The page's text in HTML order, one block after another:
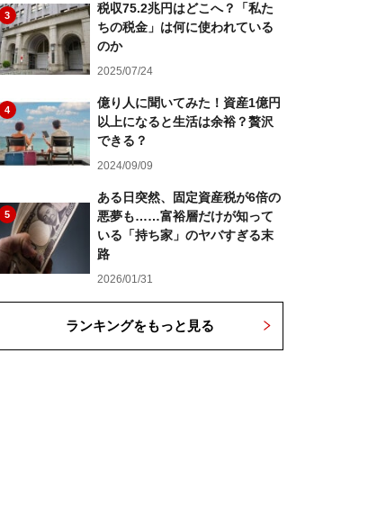
3
税収75.2兆円はどこへ？「私た
ちの税金」は何に使われている
のか
2025/07/24
4
億り人に聞いてみた！資産1億円
以上になると生活は余裕？贅沢
できる？
2024/09/09
5
ある日突然、固定資産税が6倍の
悪夢も……富裕層だけが知って
いる「持ち家」のヤバすぎる末
路
2026/01/31
ランキングをもっと見る